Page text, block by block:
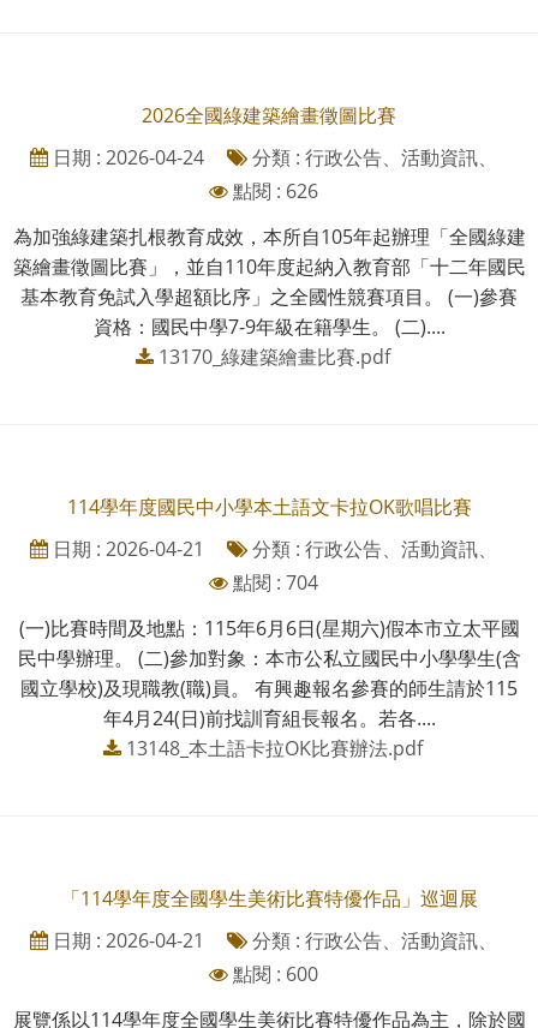
2026全國綠建築繪畫徵圖比賽
日期 : 2026-04-24
分類 : 行政公告、活動資訊、
點閱 : 626
為加強綠建築扎根教育成效，本所自105年起辦理「全國綠建
築繪畫徵圖比賽」，並自110年度起納入教育部「十二年國民
基本教育免試入學超額比序」之全國性競賽項目。 (一)參賽
資格：國民中學7-9年級在籍學生。 (二)....
13170_綠建築繪畫比賽.pdf
114學年度國民中小學本土語文卡拉OK歌唱比賽
日期 : 2026-04-21
分類 : 行政公告、活動資訊、
點閱 : 704
(一)比賽時間及地點：115年6月6日(星期六)假本市立太平國
民中學辦理。 (二)參加對象：本市公私立國民中小學學生(含
國立學校)及現職教(職)員。 有興趣報名參賽的師生請於115
年4月24(日)前找訓育組長報名。若各....
13148_本土語卡拉OK比賽辦法.pdf
「114學年度全國學生美術比賽特優作品」巡迴展
日期 : 2026-04-21
分類 : 行政公告、活動資訊、
點閱 : 600
展覽係以114學年度全國學生美術比賽特優作品為主，除於國